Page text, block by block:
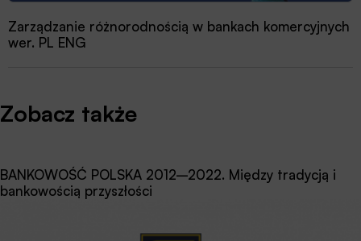
Zarządzanie różnorodnością w bankach komercyjnych
wer. PL ENG
Zobacz także
BANKOWOŚĆ POLSKA 2012–2022. Między tradycją i
bankowością przyszłości